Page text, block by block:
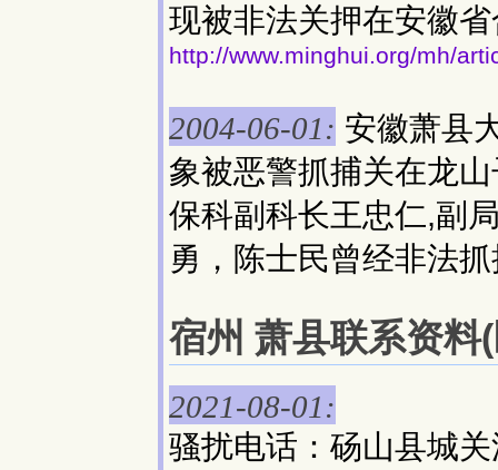
现被非法关押在安徽
http://www.minghui.org/mh/
2004-06-01: 安徽萧县
象被恶警抓捕关在龙
保科副科长王忠仁,副
勇，陈士民曾经非法
宿州 萧县联系资料
2021-08-01:
骚扰电话：砀山县城